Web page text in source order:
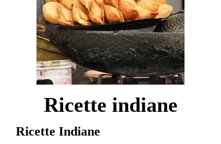
Ricette indiane
Ricette Indiane